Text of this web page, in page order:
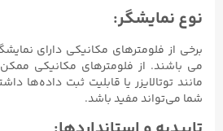
نوع نمایشگر:
برخی از فلومترهای مکانیکی دارای
می باشند. از فلومترهای مکانیکی
مانند توتالایزر یا قابلیت ثبت داده‌ها
شما می‌تواند مفید باشد.